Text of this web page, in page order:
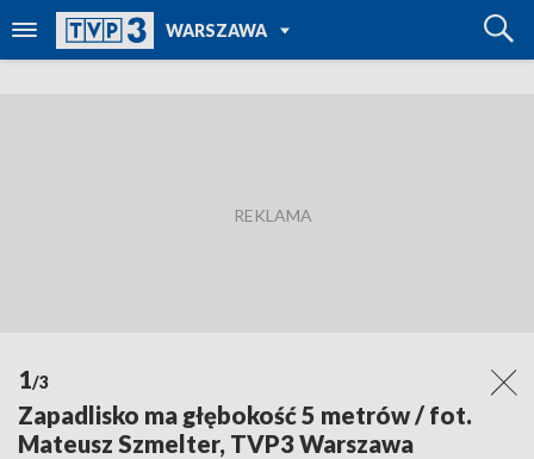
WARSZAWA
TVP REGIONY
1/3
Zapadlisko ma głębokość 5 metrów / fot.
Mateusz Szmelter, TVP3 Warszawa